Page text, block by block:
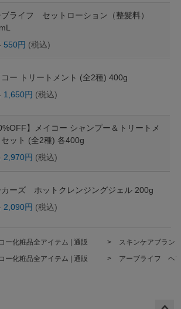
ブライフ セットローション（整髪料）
550円 (税込)
コー トリートメント (全2種) 400g
1,650円 (税込)
】メイコー シャンプー＆トリートメ
セット (全2種) 各400g
2,970円 (税込)
カーズ ホットクレンジングジェル 200g
2,090円 (税込)
ー化粧品全アイテム | 通販
スキンケアブラン
ー化粧品全アイテム | 通販 アーブライフ ヘ